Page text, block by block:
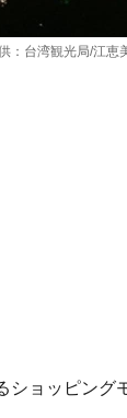
：台湾観光局/江恵
ショッピング